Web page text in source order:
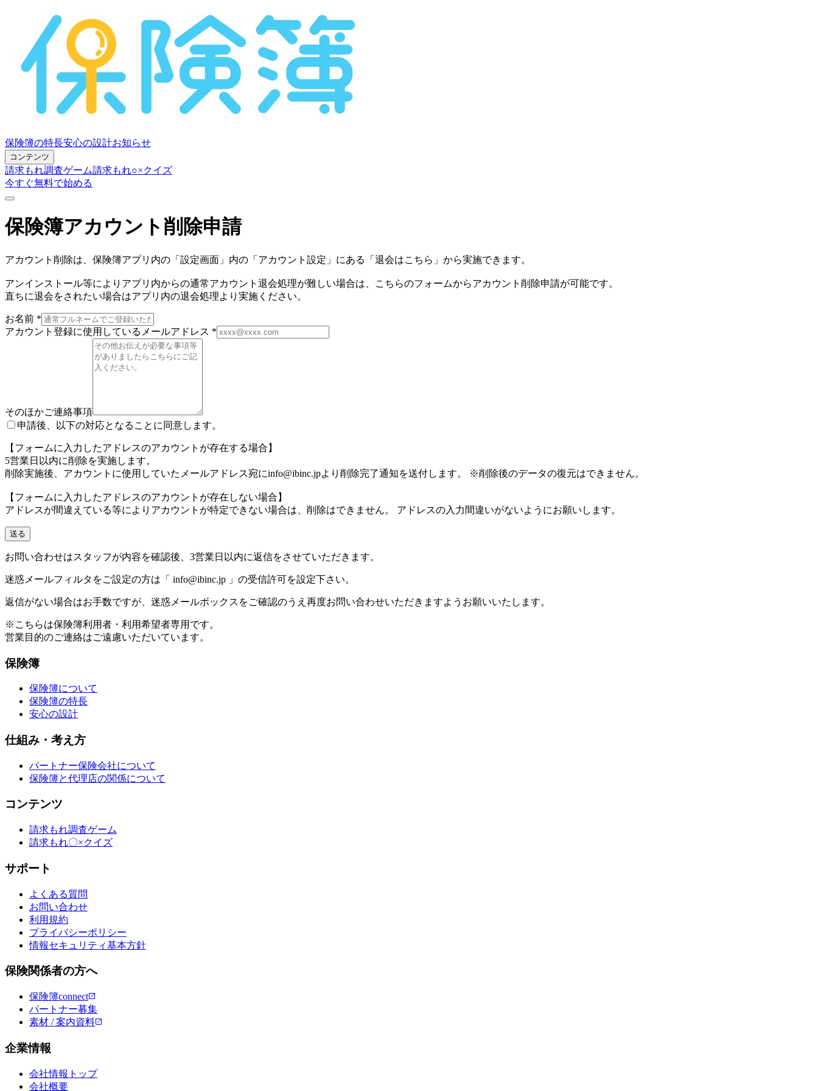
保険簿の特長安心の設計お知らせ
コンテンツ
請求もれ調査ゲーム請求もれ○×クイズ
今すぐ無料で始める
保険簿アカウント削除申請
アカウント削除は、保険簿アプリ内の「設定画面」内の「アカウント設定」にある「退会はこちら」から実施できます。
アンインストール等によりアプリ内からの通常アカウント退会処理が難しい場合は、こちらのフォームからアカウント削除申請が可能です。
直ちに退会をされたい場合はアプリ内の退会処理より実施ください。
お名前 *
アカウント登録に使用しているメールアドレス *
そのほかご連絡事項
申請後、以下の対応となることに同意します。
【フォームに入力したアドレスのアカウントが存在する場合】
5営業日以内に削除を実施します。
削除実施後、アカウントに使用していたメールアドレス宛にinfo@ibinc.jpより削除完了通知を送付します。 ※削除後のデータの復元はできません。
【フォームに入力したアドレスのアカウントが存在しない場合】
アドレスが間違えている等によりアカウントが特定できない場合は、削除はできません。 アドレスの入力間違いがないようにお願いします。
送る
お問い合わせはスタッフが内容を確認後、3営業日以内に返信をさせていただきます。
迷惑メールフィルタをご設定の方は「 info@ibinc.jp 」の受信許可を設定下さい。
返信がない場合はお手数ですが、迷惑メールボックスをご確認のうえ再度お問い合わせいただきますようお願いいたします。
※こちらは保険簿利用者・利用希望者専用です。
営業目的のご連絡はご遠慮いただいています。
保険簿
保険簿について
保険簿の特長
安心の設計
仕組み・考え方
パートナー保険会社について
保険簿と代理店の関係について
コンテンツ
請求もれ調査ゲーム
請求もれ〇×クイズ
サポート
よくある質問
お問い合わせ
利用規約
プライバシーポリシー
情報セキュリティ基本方針
保険関係者の方へ
保険簿connect
パートナー募集
素材 / 案内資料
企業情報
会社情報トップ
会社概要